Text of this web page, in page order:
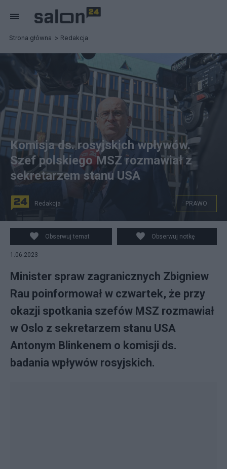
Strona główna Redakcja
Minister spraw zagranicznych Zbigniew Rau. Fot.
PAP/Andrzej Lange
Komisja ds. rosyjskich wpływów.
Szef polskiego MSZ rozmawiał z
sekretarzem stanu USA
Redakcja PRAWO
Obserwuj temat Obserwuj notkę
1.06.2023
Minister spraw zagranicznych Zbigniew
Rau poinformował w czwartek, że przy
okazji spotkania szefów MSZ rozmawiał
w Oslo z sekretarzem stanu USA
Antonym Blinkenem o komisji ds.
badania wpływów rosyjskich.